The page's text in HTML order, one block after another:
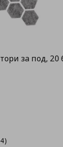
за под, 20